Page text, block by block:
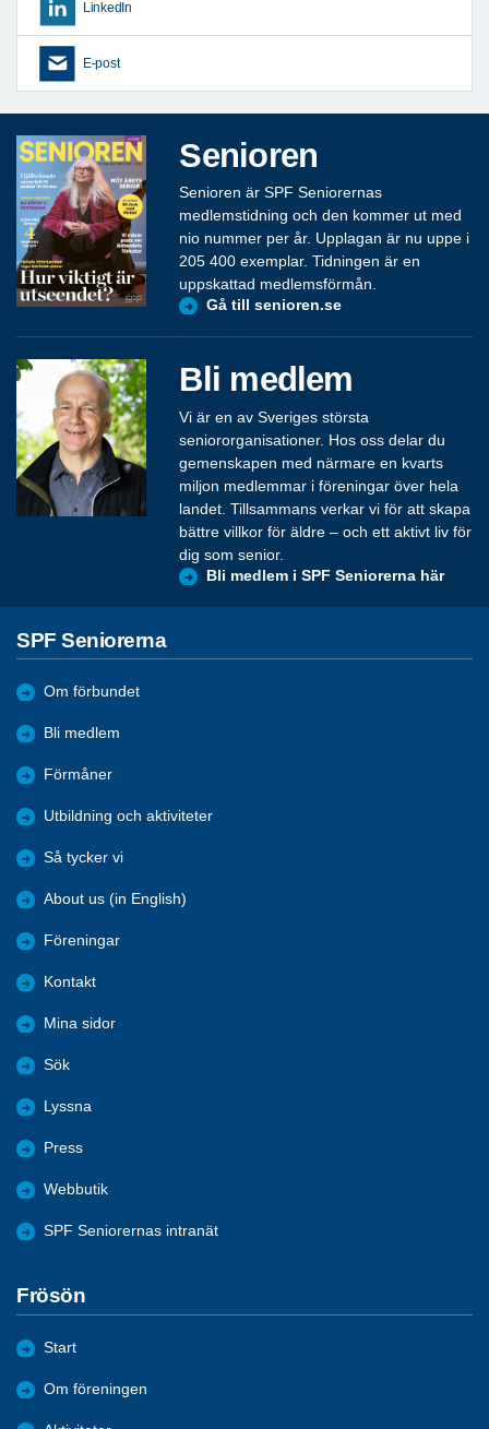
LinkedIn
E-post
Senioren
Senioren är SPF Seniorernas
medlemstidning och den kommer ut med
nio nummer per år. Upplagan är nu uppe i
205 400 exemplar. Tidningen är en
uppskattad medlemsförmån.
Gå till senioren.se
Bli medlem
Vi är en av Sveriges största
seniororganisationer. Hos oss delar du
gemenskapen med närmare en kvarts
miljon medlemmar i föreningar över hela
landet. Tillsammans verkar vi för att skapa
bättre villkor för äldre – och ett aktivt liv för
dig som senior.
Bli medlem i SPF Seniorerna här
SPF Seniorerna
Om förbundet
Bli medlem
Förmåner
Utbildning och aktiviteter
Så tycker vi
About us (in English)
Föreningar
Kontakt
Mina sidor
Sök
Lyssna
Press
Webbutik
SPF Seniorernas intranät
Frösön
Start
Om föreningen